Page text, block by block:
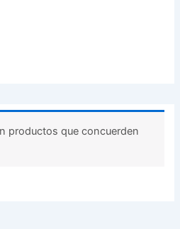
productos que concuerden